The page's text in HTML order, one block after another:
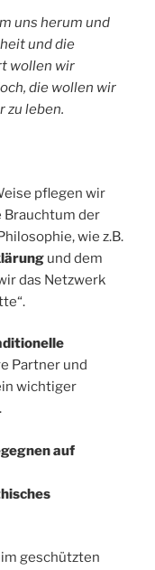
uns herum und
und die
wollen wir
die wollen wir
zu leben.
pflegen wir
Brauchtum der
wie z.B.
und dem
das Netzwerk
Partner und
wichtiger
auf
geschützten